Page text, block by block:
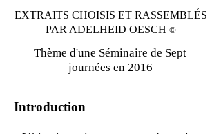
EXTRAITS CHOISIS ET RASSEMBLÉS
PAR ADELHEID OESCH ©
Thème d'une Séminaire de Sept
journées en 2016
Introduction